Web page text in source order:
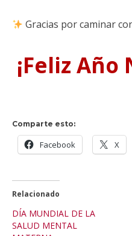
Gracias por caminar
¡Feliz Año
Comparte esto:
Facebook X
Relacionado
DÍA MUNDIAL DE LA
SALUD MENTAL